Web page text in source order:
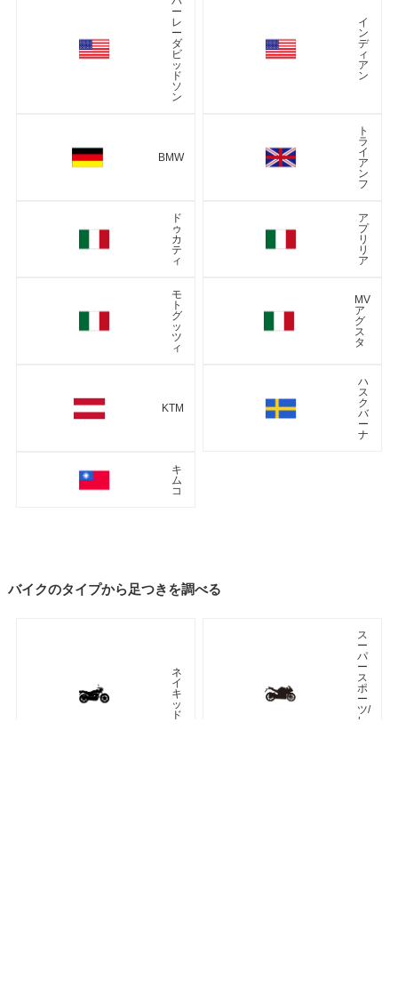
ー
レ
ー
ダ
ビ
ッ
ド
ソ
ン
イ
ン
デ
ィ
ア
ン
BMW
ト
ラ
イ
ア
ン
フ
ド
ゥ
カ
テ
ィ
ア
プ
リ
リ
ア
モ
ト
グ
ッ
ツ
ィ
MV
ア
グ
ス
タ
KTM
ハ
ス
ク
バ
ー
ナ
キ
ム
コ
バイクのタイプから足つきを調べる
ネ
イ
キ
ッ
ド
ス
ー
パ
ー
ス
ポ
ー
ツ/
レ